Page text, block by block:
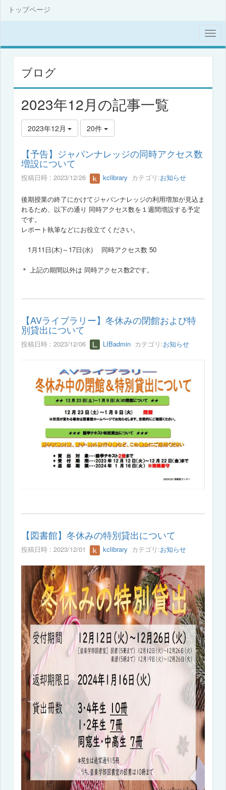
トップページ
ブログ
2023年12月の記事一覧
2023年12月 20件
【予告】ジャパンナレッジの同時アクセス数
増設について
投稿日時 : 2023/12/26 kclibrary カテゴリ:お知らせ
後期授業の終了にかけてジャパンナレッジの利用増加が見込ま
れるため、 以下の通り 同時アクセス数を１週間増設する予定
です。
レポート執筆などにお役立てください。
1月11日(木)～17日(水) 同時アクセス数 50
＊ 上記の期間以外は 同時アクセス数2です。
【AVライブラリー】冬休みの閉館および特
別貸出について
投稿日時 : 2023/12/06 LIBadmin カテゴリ:お知らせ
【図書館】冬休みの特別貸出について
投稿日時 : 2023/12/01 kclibrary カテゴリ:お知らせ